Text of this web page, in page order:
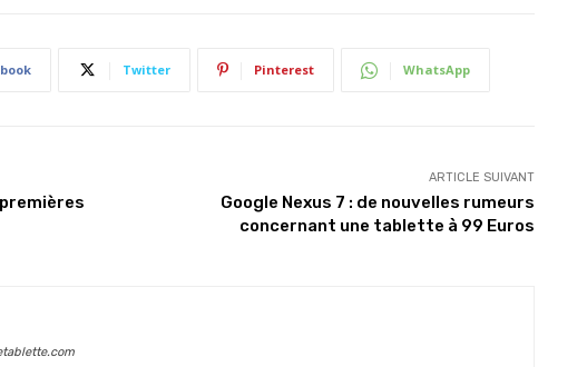
Twitter Pinterest WhatsApp
ARTICLE SUIVANT
Google Nexus 7 : de nouvelles rumeurs
concernant une tablette à 99 Euros